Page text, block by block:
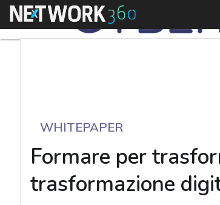
Menu
WHITEPAPER
Formare per
trasformazione